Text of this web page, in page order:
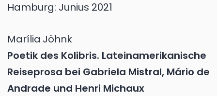
Hamburg: Junius 2021
Marília Jöhnk
Poetik des Kolibris. Lateinamerikanische
Reiseprosa bei Gabriela Mistral, Mário de
Andrade und Henri Michaux